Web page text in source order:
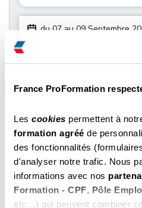
France ProFormation
Les cookies permettent à
formation agréé de
des fonctionnalités
d'analyser notre trafic. Nous
informations avec nos
Formation - CPF, Pôle
etc…) qui peuvent combiner
du 07 au 09 Septembre
du 07 au 09 Septembre
Il reste des places
du 14 au 16 Septembre
Toulouse
Il reste des places